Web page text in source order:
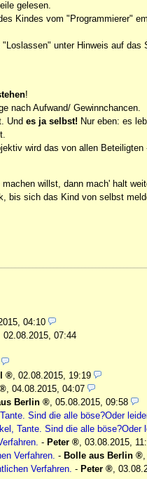
gelesen.
Kindes vom "Programmierer"
unter Hinweis auf das
!
nach Aufwand/ Gewinnchancen.
Und es ja selbst! Nur eben: es
wird das von allen Beteiligten
willst, dann mach' halt
bis sich das Kind von selbst
04:10
02.08.2015, 07:44
02.08.2015, 19:19
04.08.2015, 04:07
Berlin
05.08.2015, 09:58
Sind die alle böse?Oder
Tante. Sind die alle böse?Oder
- Peter
03.08.2015,
Verfahren. - Bolle aus Berlin
Verfahren. - Peter